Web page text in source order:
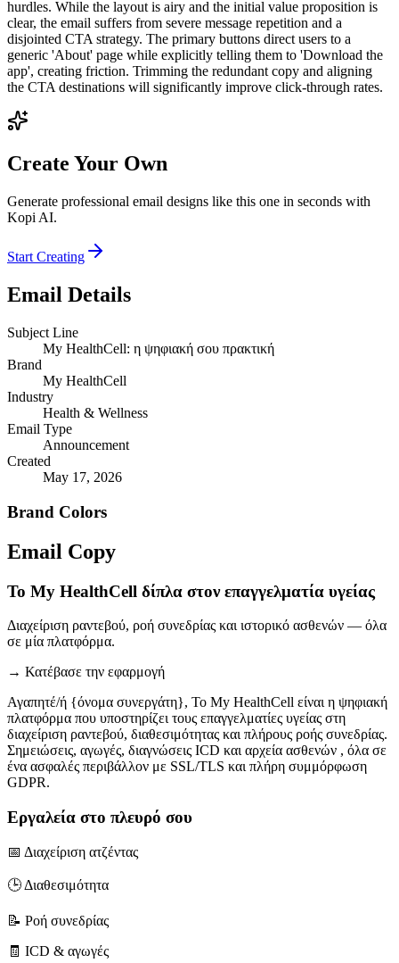
hurdles. While the layout is airy and the initial value proposition is
clear, the email suffers from severe message repetition and a
disjointed CTA strategy. The primary buttons direct users to a
generic 'About' page while explicitly telling them to 'Download the
app', creating friction. Trimming the redundant copy and aligning
the CTA destinations will significantly improve click-through rates.
Create Your Own
Generate professional email designs like this one in seconds with
Kopi AI.
Start Creating
Email Details
Subject Line
My HealthCell: η ψηφιακή σου πρακτική
Brand
My HealthCell
Industry
Health & Wellness
Email Type
Announcement
Created
May 17, 2026
Brand Colors
Email Copy
Το My HealthCell δίπλα στον επαγγελματία υγείας
Διαχείριση ραντεβού, ροή συνεδρίας και ιστορικό ασθενών — όλα
σε μία πλατφόρμα.
→ Κατέβασε την εφαρμογή
Αγαπητέ/ή {όνομα συνεργάτη}, Το My HealthCell είναι η ψηφιακή
πλατφόρμα που υποστηρίζει τους επαγγελματίες υγείας στη
διαχείριση ραντεβού, διαθεσιμότητας και πλήρους ροής συνεδρίας.
Σημειώσεις, αγωγές, διαγνώσεις ICD και αρχεία ασθενών , όλα σε
ένα ασφαλές περιβάλλον με SSL/TLS και πλήρη συμμόρφωση
GDPR.
Εργαλεία στο πλευρό σου
📅 Διαχείριση ατζέντας
🕒 Διαθεσιμότητα
📝 Ροή συνεδρίας
🧾 ICD & αγωγές